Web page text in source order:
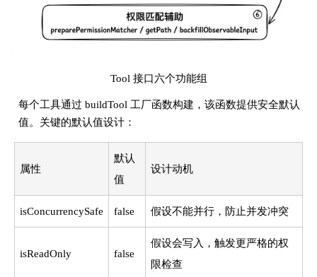
Tool 接口六个功能组
每个工具通过 buildTool 工厂函数构建，该函数提供安全默认
值。关键的默认值设计：
属性
默认
值
设计动机
isConcurrencySafe false 假设不能并行，防止并发冲突
isReadOnly false
假设会写入，触发更严格的权
限检查